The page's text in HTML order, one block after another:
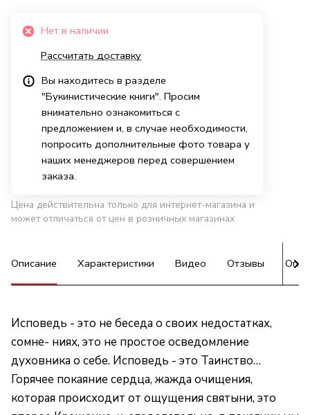
Нет в наличии
Рассчитать доставку
Вы находитесь в разделе
"Букинистические книги". Просим
внимательно ознакомиться с
предложением и, в случае необходимости,
попросить дополнительные фото товара у
наших менеджеров перед совершением
заказа.
Цена действительна только для интернет-магазина и
может отличаться от цен в розничных магазинах
Описание Характеристики Видео Отзывы
Исповедь - это не беседа о своих недостатках,
сомне- ниях, это не простое осведомление
духовника о себе. Исповедь - это Таинство…
Горячее покаяние сердца, жажда очищения,
которая происходит от ощущения святыни, это